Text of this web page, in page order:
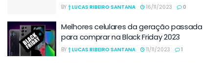
BY † LUCAS RIBEIRO SANTANA 16/11/2023 0
Melhores celulares da geração passada
para comprar na Black Friday 2023
BY † LUCAS RIBEIRO SANTANA 11/11/2023 1